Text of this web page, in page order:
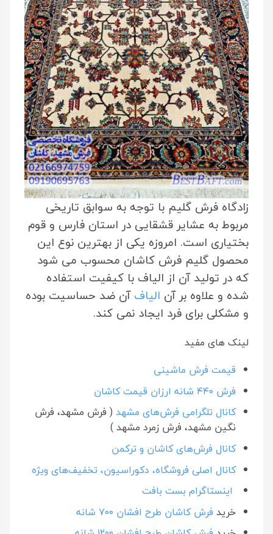
زادگاه فرش گلیم با توجه به سوابق تاریخی
مربوط به عشایر قشقایی در استان فارس و قوم
بختیاری است. امروزه یکی از بهترین نوع این
محصول گلیم فرش کاشان محسوب می شود
که در تولید آن از الیاف با کیفیت استفاده
شده و علاوه بر آن الیافآن ضد حساسیت بوده
و مشکلی برای فرد ایجاد نمی کند.
لینک های مفید
قیمت فرش ماشینی
فرش ۴۴۰ شانه ارزان قیمت کاشان
کانال تلگرامی فرش‌های مشهد( فرش مشهد، فرش
نگین مشهد، فرش زمرد مشهد )
کانال فرش‌های کاشان و ترکمن
کانال اصلی فروشگاه، دکوراسیون، تخفیف‌های ویژه
اینستاگرام بست بافت
خریدفرش کاشان طرح افشان ۷۰۰ شانه